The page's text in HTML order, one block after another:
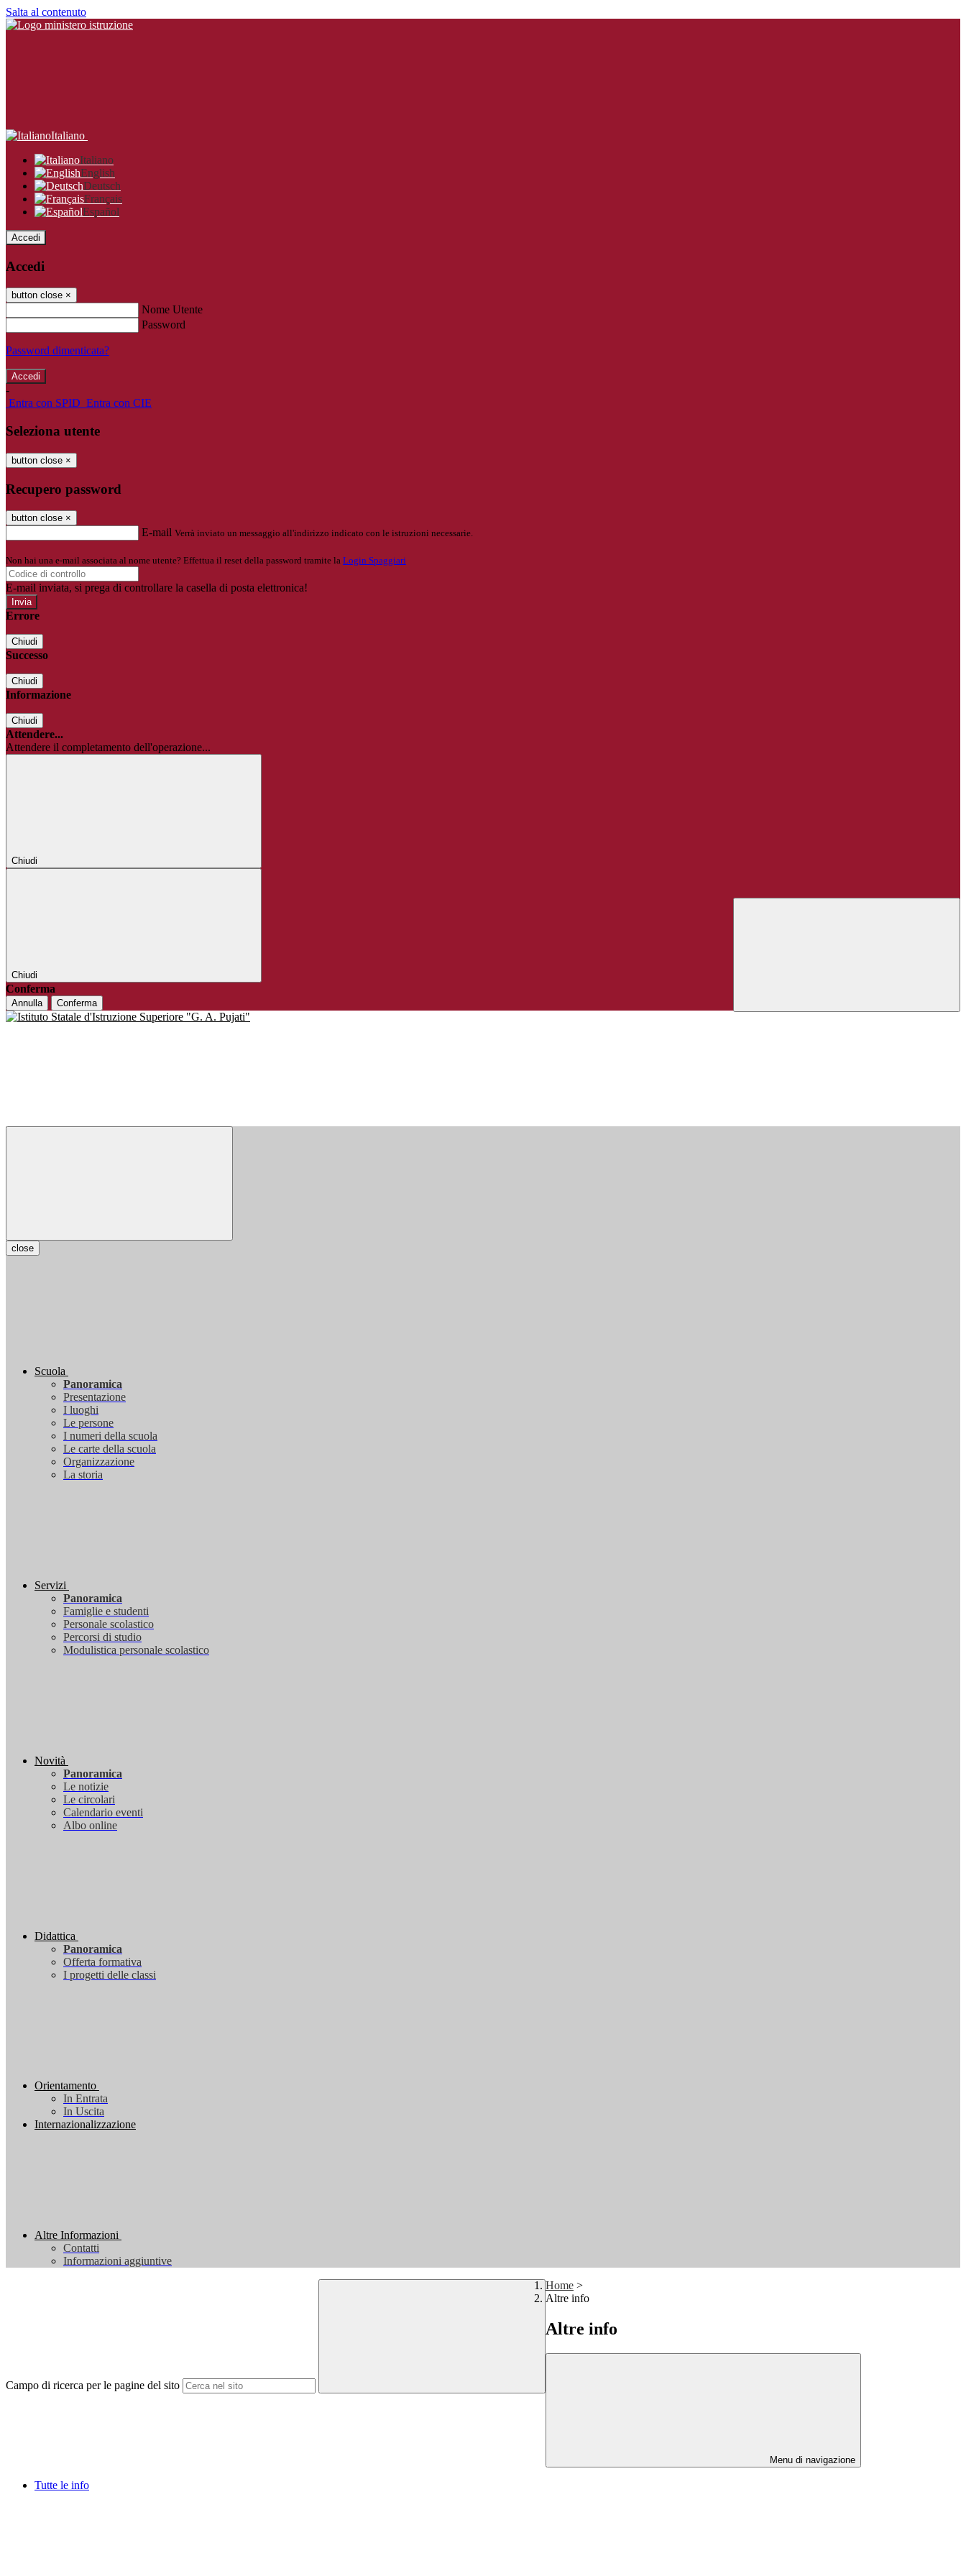
Salta al contenuto
Italiano
Italiano
English
Deutsch
Français
Español
Accedi
Accedi
button close ×
Nome Utente
Password
Password dimenticata?
-
Entra con SPID Entra con CIE
Seleziona utente
button close ×
Recupero password
button close ×
E-mail Verrà inviato un messaggio all'indirizzo indicato con le istruzioni necessarie.
Non hai una e-mail associata al nome utente? Effettua il reset della password tramite la Login Spaggiari
E-mail inviata, si prega di controllare la casella di posta elettronica!
Errore
Chiudi
Successo
Chiudi
Informazione
Chiudi
Attendere...
Attendere il completamento dell'operazione...
Chiudi
Chiudi
Conferma
Annulla Conferma
close
Scuola
Panoramica
Presentazione
I luoghi
Le persone
I numeri della scuola
Le carte della scuola
Organizzazione
La storia
Servizi
Panoramica
Famiglie e studenti
Personale scolastico
Percorsi di studio
Modulistica personale scolastico
Novità
Panoramica
Le notizie
Le circolari
Calendario eventi
Albo online
Didattica
Panoramica
Offerta formativa
I progetti delle classi
Orientamento
In Entrata
In Uscita
Internazionalizzazione
Altre Informazioni
Contatti
Informazioni aggiuntive
Campo di ricerca per le pagine del sito
Home >
Altre info
Altre info
Menu di navigazione
Tutte le info